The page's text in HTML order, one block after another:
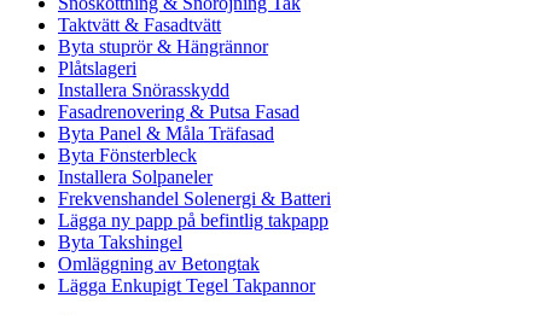
Taktvätt & Fasadtvätt
Byta stuprör & Hängrännor
Plåtslageri
Installera Snörasskydd
Fasadrenovering & Putsa Fasad
Byta Panel & Måla Träfasad
Byta Fönsterbleck
Installera Solpaneler
Frekvenshandel Solenergi & Batteri
Lägga ny papp på befintlig takpapp
Byta Takshingel
Omläggning av Betongtak
Lägga Enkupigt Tegel Takpannor